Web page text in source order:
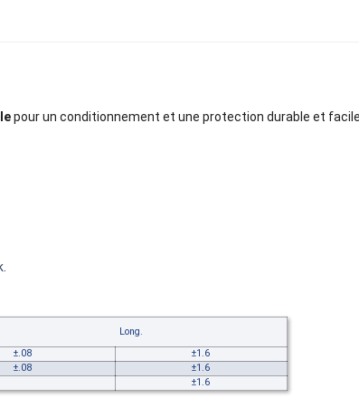
pour un conditionnement et une protection durable et
.
Long.
±.08
±1.6
±.08
±1.6
±1.6